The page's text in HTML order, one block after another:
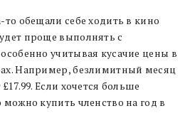
обещали себе ходить в кино
проще выполнять с
учитывая кусачие цены в
Например, безлимитный месяц
Если хочется больше
купить членство на год в